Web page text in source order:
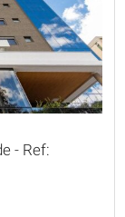
- Ref: